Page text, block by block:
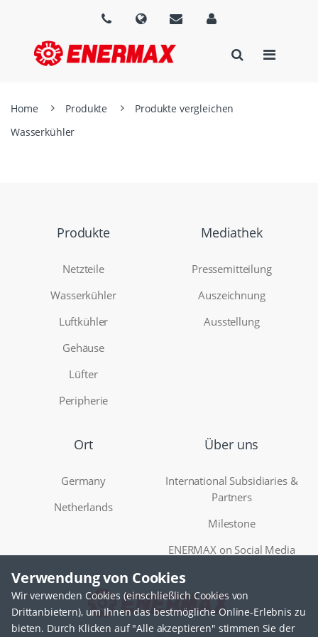
Verwendung von Cookies
Wir verwenden Cookies (einschließlich Cookies von
Drittanbietern), um Ihnen das bestmögliche Online-Erlebnis zu
bieten. Durch Klicken auf "Alle akzeptieren" stimmen Sie der
Home Produkte
Produkte vergleichen
Wasserkühler
Produkte
Netzteile
Wasserkühler
Luftkühler
Gehäuse
Lüfter
Peripherie
Mediathek
Pressemitteilung
Auszeichnung
Ausstellung
Ort
Germany
Netherlands
Über uns
International Subsidiaries &
Partners
Milestone
ENERMAX on Social Media